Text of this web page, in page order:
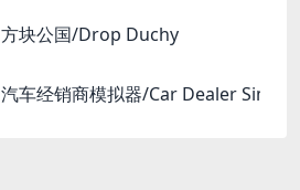
方块公国/Drop Duchy
汽车经销商模拟器/Car Dealer